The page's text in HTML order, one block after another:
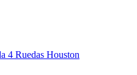
4 Ruedas Houston